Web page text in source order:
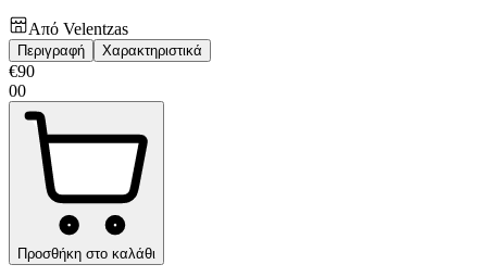
Από Velentzas
Περιγραφή Χαρακτηριστικά
€90
00
Προσθήκη στο καλάθι